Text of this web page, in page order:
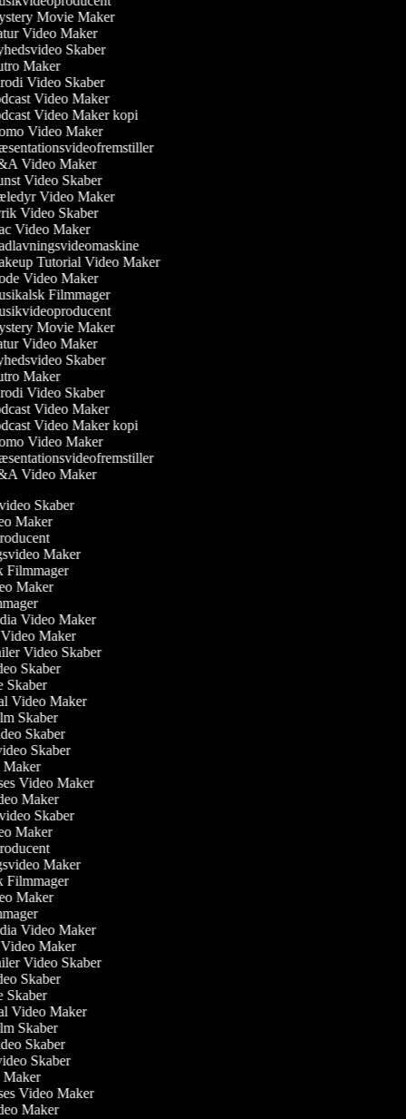
Movie Maker
Video Maker
Skaber
Maker
Video Skaber
Video Maker
Video Maker kopi
Video Maker
Video Maker
Video Skaber
Video Maker
Video Skaber
Video Maker
Tutorial Video Maker
Video Maker
Filmmager
Movie Maker
Video Maker
Skaber
Maker
Video Skaber
Video Maker
Video Maker kopi
Video Maker
Video Maker
Skaber
Maker
Maker
Filmmager
Maker
Video Maker
Video Maker
Video Skaber
Skaber
Skaber
Video Maker
Skaber
Skaber
Skaber
Maker
Video Maker
Maker
Skaber
Maker
Maker
Filmmager
Maker
Video Maker
Video Maker
Video Skaber
Skaber
Skaber
Video Maker
Skaber
Skaber
Skaber
Maker
Video Maker
Maker